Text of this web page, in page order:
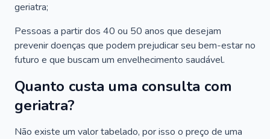
geriatra;
Pessoas a partir dos 40 ou 50 anos que desejam
prevenir doenças que podem prejudicar seu bem-estar no
futuro e que buscam um envelhecimento saudável.
Quanto custa uma consulta com
geriatra?
Não existe um valor tabelado, por isso o preço de uma